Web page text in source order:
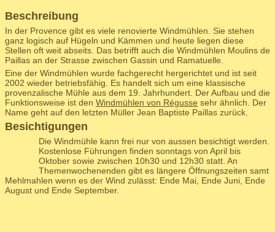
Beschreibung
In der Provence gibt es viele renovierte Windmühlen. Sie stehen
ganz logisch auf Hügeln und Kämmen und heute liegen diese
Stellen oft weit abseits. Das betrifft auch die Windmühlen Moulins de
Paillas an der Strasse zwischen Gassin und Ramatuelle.
Eine der Windmühlen wurde fachgerecht hergerichtet und ist seit
2002 wieder betriebsfähig. Es handelt sich um eine klassische
provenzalische Mühle aus dem 19. Jahrhundert. Der Aufbau und die
Funktionsweise ist den Windmühlen von Régusse sehr ähnlich. Der
Name geht auf den letzten Müller Jean Baptiste Paillas zurück.
Besichtigungen
Die Windmühle kann frei nur von aussen besichtigt werden.
Kostenlose Führungen finden sonntags von April bis
Oktober sowie zwischen 10h30 und 12h30 statt. An
Themenwochenenden gibt es längere Öffnungszeiten samt
Mehlmahlen wenn es der Wind zulässt: Ende Mai, Ende Juni, Ende
August und Ende September.